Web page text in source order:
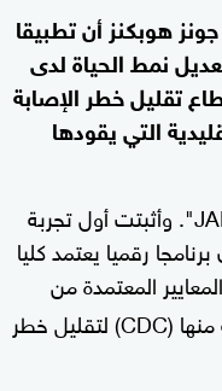
هوبكنز أن تطبيقا
نمط الحياة لدى
تقليل خطر الإصابة
التي يقودها
ونشرت نتائج الدراسة في مجلة "JAMA". وأثبتت أول تجربة
رقميا يعتمد كليا
المعتمدة من
مراكز السيطرة على الأمراض والوقاية منها (CDC) لتقليل خطر